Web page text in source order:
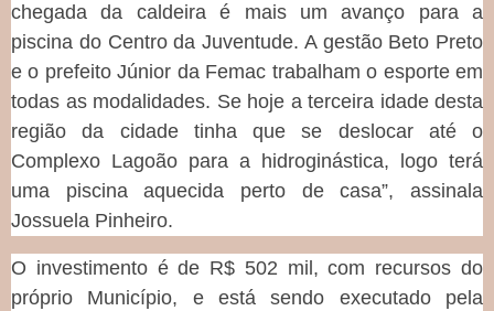
chegada da caldeira é mais um avanço para a
piscina do Centro da Juventude. A gestão Beto Preto
e o prefeito Júnior da Femac trabalham o esporte em
todas as modalidades. Se hoje a terceira idade desta
região da cidade tinha que se deslocar até o
Complexo Lagoão para a hidroginástica, logo terá
uma piscina aquecida perto de casa”, assinala
Jossuela Pinheiro.
O investimento é de R$ 502 mil, com recursos do
próprio Município, e está sendo executado pela